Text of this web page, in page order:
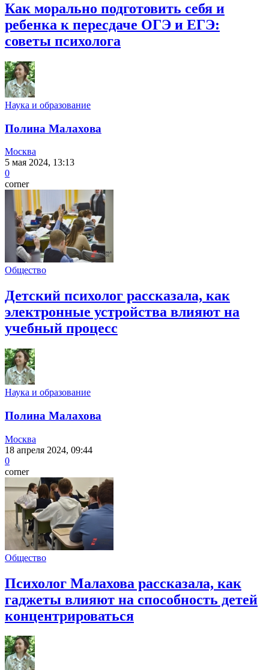
Как морально подготовить себя и
ребенка к пересдаче ОГЭ и ЕГЭ:
советы психолога
Наука и образование
Полина Малахова
Москва
5 мая 2024, 13:13
0
corner
Общество
Детский психолог рассказала, как
электронные устройства влияют на
учебный процесс
Наука и образование
Полина Малахова
Москва
18 апреля 2024, 09:44
0
corner
Общество
Психолог Малахова рассказала, как
гаджеты влияют на способность детей
концентрироваться